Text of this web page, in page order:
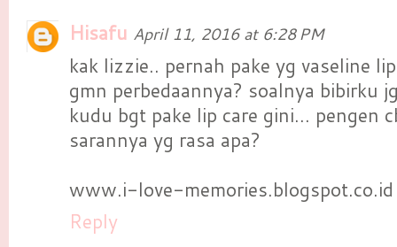
Hisafu April 11, 2016 at 6:28 PM
kak lizzie.. pernah pake yg vaseline
gmn perbedaannya? soalnya bibirku
kudu bgt pake lip care gini... pengen
sarannya yg rasa apa?
www.i-love-memories.blogspot.co.id
Reply